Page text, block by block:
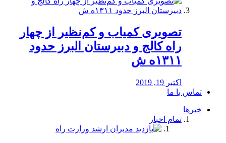
️تصویری کمیاب و کم‌نظیر از چهار
راه كالج و دبيرستان البرز حدود
۱۳۱۱ه ش
اکتبر 19, 2019
تماس با ما
خبرها
تمام اخبار